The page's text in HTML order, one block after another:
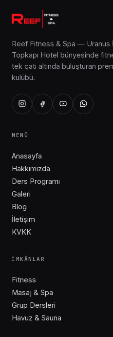
Reef Fitness & Spa — Uranus
Topkapı Hotel bünyesinde
tek çatı altında buluşturan
kulübü.
MENÜ
Anasayfa
Hakkımızda
Ders Programı
Galeri
Blog
İletişim
KVKK
İMKÂNLAR
Fitness
Masaj & Spa
Grup Dersleri
Havuz & Sauna